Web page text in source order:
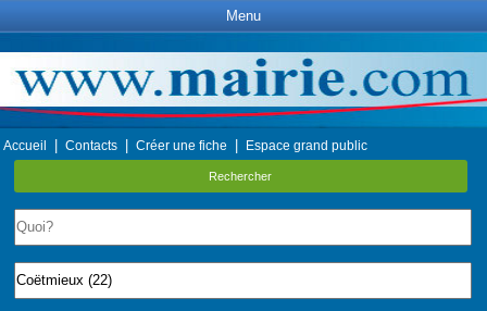
Menu
Accueil Contacts Créer une fiche Espace grand public
Rechercher